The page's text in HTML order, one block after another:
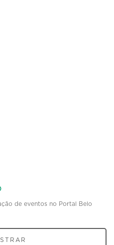
de eventos no Portal Belo